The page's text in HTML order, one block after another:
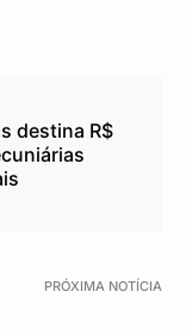
destina R$
PRÓXIMA NOTÍCIA